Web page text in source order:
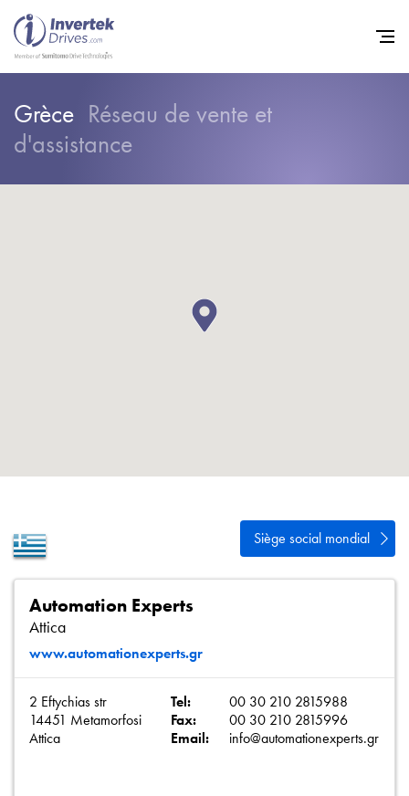
Grèce Réseau de vente et
d'assistance
Siège social mondial
Automation Experts
Attica
www.automationexperts.gr
2 Eftychias str
14451 Metamorfosi
Attica
Tel:
00 30 210 2815988
Fax:
00 30 210 2815996
Email:
info@automationexperts.gr
Home